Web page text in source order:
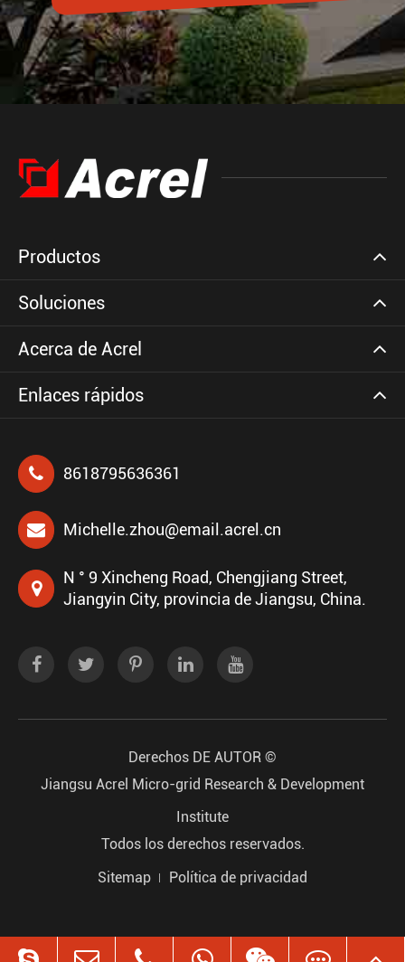
Productos
Soluciones
Acerca de Acrel
Enlaces rápidos
8618795636361
Michelle.zhou@email.acrel.cn
N ° 9 Xincheng Road, Chengjiang Street,
Jiangyin City, provincia de Jiangsu, China.
Derechos DE AUTOR ©
Jiangsu Acrel Micro-grid Research & Development
Institute
Todos los derechos reservados.
Sitemap
Política de privacidad